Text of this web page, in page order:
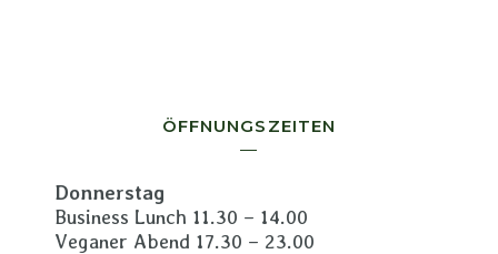
ÖFFNUNGSZEITEN
Donnerstag
Business Lunch 11.30 – 14.00
Veganer Abend 17.30 – 23.00